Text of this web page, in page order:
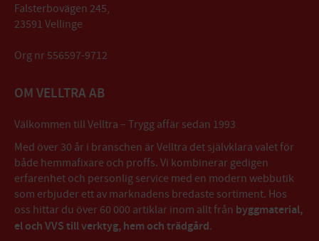
Falsterbovägen 245,
23591 Vellinge
Org nr 556597-9712
OM VELLTRA AB
Välkommen till Velltra – Trygg affär sedan 1993
Med över 30 år i branschen är Velltra det självklara valet för
både hemmafixare och proffs. Vi kombinerar gedigen
erfarenhet och personlig service med en modern webbutik
som erbjuder ett av marknadens bredaste sortiment. Hos
oss hittar du över 60 000 artiklar inom allt från byggmaterial,
el och VVS till verktyg, hem och trädgård.